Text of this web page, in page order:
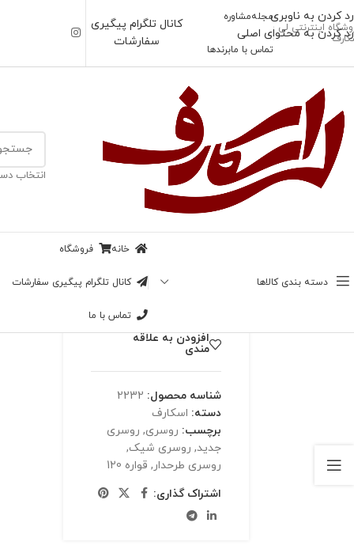
رد کردن به ناوبری
رد کردن به محتوای اصلی
اینترنتی لی
مجلهمشاوره
تماس با مابرندها
کانال تلگرام پیگیری
سفارشات
انتخاب
دسته بندی کالاها
خانه فروشگاه
کانال تلگرام پیگیری سفارشات
تماس با ما
خانه/ اسکارف
بزرگنمایی تصویر
روسری قواره 120
تومان
در انبار موجود نمی باشد
افزودن به علاقه
مندی
شناسه محصول: 2232
دسته: اسکارف
برچسب: روسری, روسری
جدید, روسری شیک,
روسری طرحدار, قواره 120
اشتراک گذاری: